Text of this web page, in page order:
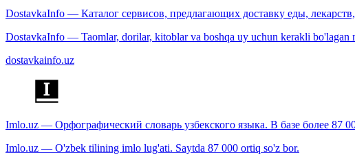
DostavkaInfo — Каталог сервисов, предлагающих доставку еды,
DostavkaInfo — Taomlar, dorilar, kitoblar va boshqa uy uchun kerakli bo'lagan
dostavkainfo.uz
Imlo.uz — Орфографический словарь узбекского языка. В базе более 87
Imlo.uz — O'zbek tilining imlo lug'ati. Saytda 87 000 ortiq so'z bor.